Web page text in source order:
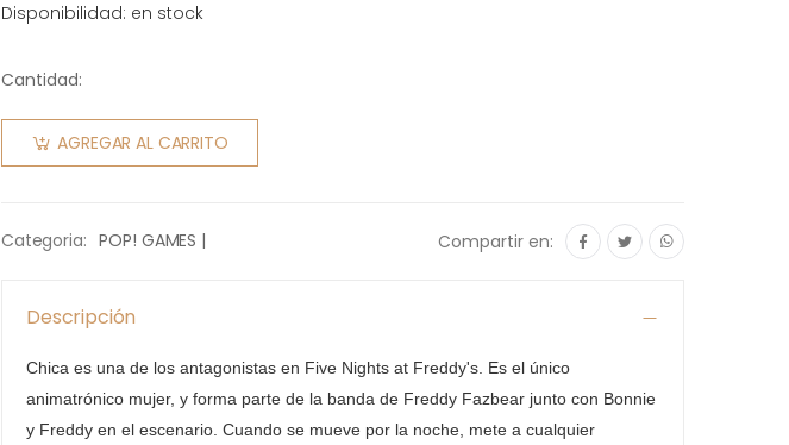
Disponibilidad: en stock
Cantidad:
AGREGAR AL CARRITO
Categoria: POP! GAMES | Compartir en:
Descripción
Chica es una de los antagonistas en Five Nights at Freddy's. Es el único
animatrónico mujer, y forma parte de la banda de Freddy Fazbear junto con Bonnie
y Freddy en el escenario. Cuando se mueve por la noche, mete a cualquier